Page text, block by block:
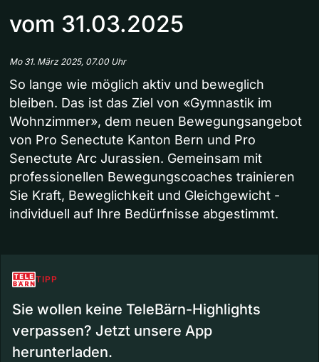
vom 31.03.2025
Mo 31. März 2025, 07.00 Uhr
So lange wie möglich aktiv und beweglich
bleiben. Das ist das Ziel von «Gymnastik im
Wohnzimmer», dem neuen Bewegungsangebot
von Pro Senectute Kanton Bern und Pro
Senectute Arc Jurassien. Gemeinsam mit
professionellen Bewegungscoaches trainieren
Sie Kraft, Beweglichkeit und Gleichgewicht -
individuell auf Ihre Bedürfnisse abgestimmt.
TIPP
Sie wollen keine TeleBärn-Highlights
verpassen? Jetzt unsere App
herunterladen.